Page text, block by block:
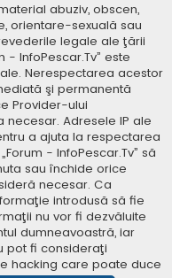
abuziv, obscen,
orientare-sexuală sau
legale ale ţării
- InfoPescar.Tv” este
Nerespectarea acestor
şi permanentă
Provider-ului
Adresele IP ale
a ajuta la respectarea
- InfoPescar.Tv” să
sau închide orice
necesar. Ca
introdusă să fie
nu vor fi dezvăluite
dumneavoastră, iar
pot fi consideraţi
hacking care poate duce